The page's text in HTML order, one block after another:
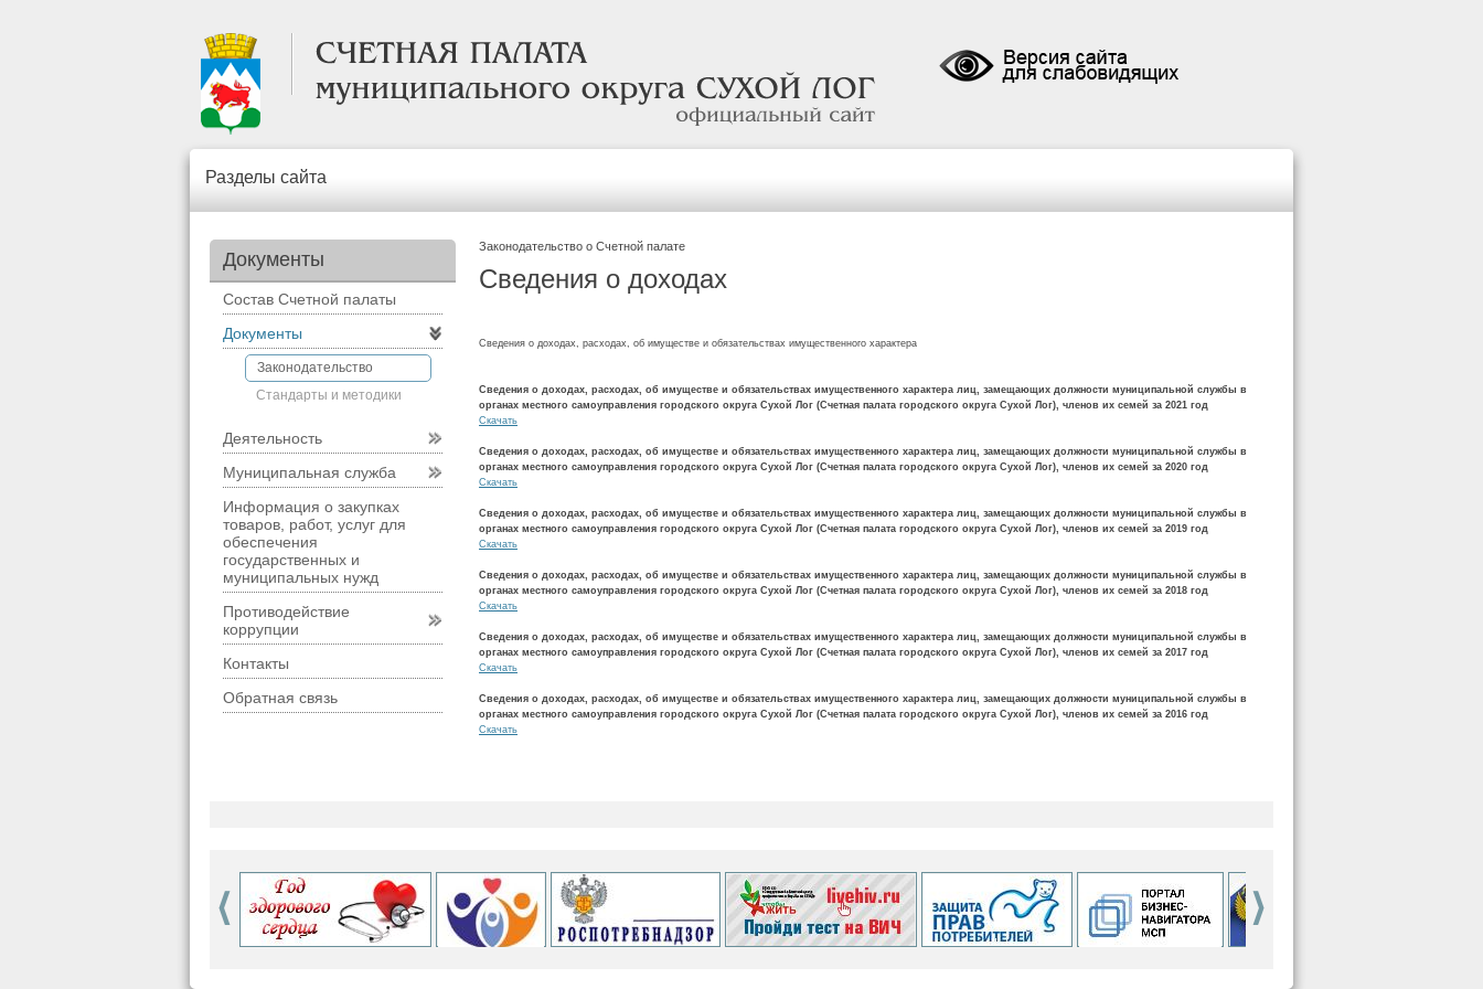
Разделы сайта
Законодательство о Счетной палате
Сведения о доходах
Сведения о доходах, расходах, об имуществе и обязательствах имущественного характера
Сведения о доходах, расходах, об имуществе и обязательствах имущественного характера лиц, замещающих должности муниципальной службы в
органах местного самоуправления городского округа Сухой Лог (Счетная палата городского округа Сухой Лог), членов их семей за 2021 год
Скачать
Сведения о доходах, расходах, об имуществе и обязательствах имущественного характера лиц, замещающих должности муниципальной службы в
органах местного самоуправления городского округа Сухой Лог (Счетная палата городского округа Сухой Лог), членов их семей за 2020 год
Скачать
Сведения о доходах, расходах, об имуществе и обязательствах имущественного характера лиц, замещающих должности муниципальной службы в
органах местного самоуправления городского округа Сухой Лог (Счетная палата городского округа Сухой Лог), членов их семей за 2019 год
Скачать
Сведения о доходах, расходах, об имуществе и обязательствах имущественного характера лиц, замещающих должности муниципальной службы в
органах местного самоуправления городского округа Сухой Лог (Счетная палата городского округа Сухой Лог), членов их семей за 2018 год
Скачать
Сведения о доходах, расходах, об имуществе и обязательствах имущественного характера лиц, замещающих должности муниципальной службы в
органах местного самоуправления городского округа Сухой Лог (Счетная палата городского округа Сухой Лог), членов их семей за 2017 год
Скачать
Сведения о доходах, расходах, об имуществе и обязательствах имущественного характера лиц, замещающих должности муниципальной службы в
органах местного самоуправления городского округа Сухой Лог (Счетная палата городского округа Сухой Лог), членов их семей за 2016 год
Скачать
Документы
Состав Счетной палаты
Документы
Законодательство
Стандарты и методики
Деятельность
Муниципальная служба
Информация о закупках
товаров, работ, услуг для
обеспечения
государственных и
муниципальных нужд
Противодействие
коррупции
Контакты
Обратная связь